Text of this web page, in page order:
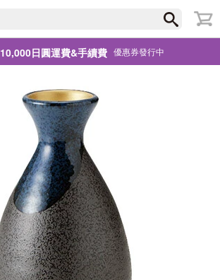
10,000日圓運費&手續費 優惠券發行中